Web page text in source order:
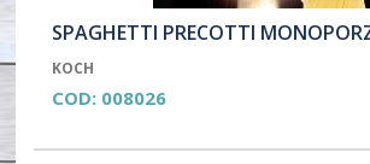
SPAGHETTI PRECOTTI
KOCH
COD: 008026